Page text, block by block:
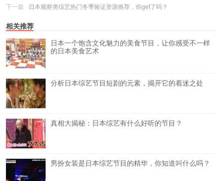
下一篇
日本观察类综艺热门冬季验证资源推荐，你get了吗？
相关推荐
日本一个饱含文化魅力的美食节目，让你感受不一样
的日本美食艺术
分析日本综艺节目短剧的元素，揭开它的着迷之处
真相大揭秘：日本综艺有什么好听的节目？
男扮女装是日本综艺节目的精华，你知道叫什么吗？